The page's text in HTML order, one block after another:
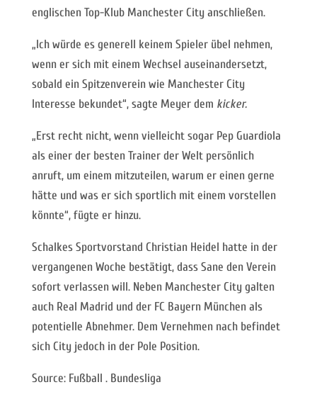
englischen Top-Klub Manchester City anschließen.
„Ich würde es generell keinem Spieler übel nehmen,
wenn er sich mit einem Wechsel auseinandersetzt,
sobald ein Spitzenverein wie Manchester City
Interesse bekundet“, sagte Meyer dem kicker.
„Erst recht nicht, wenn vielleicht sogar Pep Guardiola
als einer der besten Trainer der Welt persönlich
anruft, um einem mitzuteilen, warum er einen gerne
hätte und was er sich sportlich mit einem vorstellen
könnte“, fügte er hinzu.
Schalkes Sportvorstand Christian Heidel hatte in der
vergangenen Woche bestätigt, dass Sane den Verein
sofort verlassen will. Neben Manchester City galten
auch Real Madrid und der FC Bayern München als
potentielle Abnehmer. Dem Vernehmen nach befindet
sich City jedoch in der Pole Position.
Source: Fußball . Bundesliga